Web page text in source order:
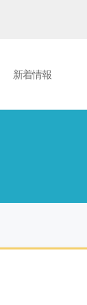
新着情報